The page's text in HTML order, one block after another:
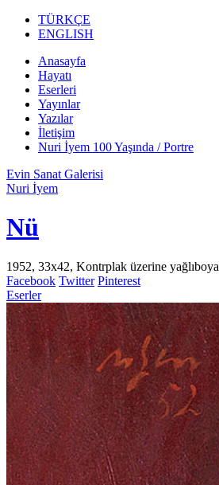
TÜRKÇE
ENGLISH
Anasayfa
Hayatı
Eserleri
Yayınlar
Yazılar
İletişim
Nuri İyem 100 Yaşında / Portre
Evin Sanat Galerisi
Nuri İyem
Nü
1952, 33x42, Kontrplak üzerine yağlıboya
Facebook Twitter Pinterest
Eserler